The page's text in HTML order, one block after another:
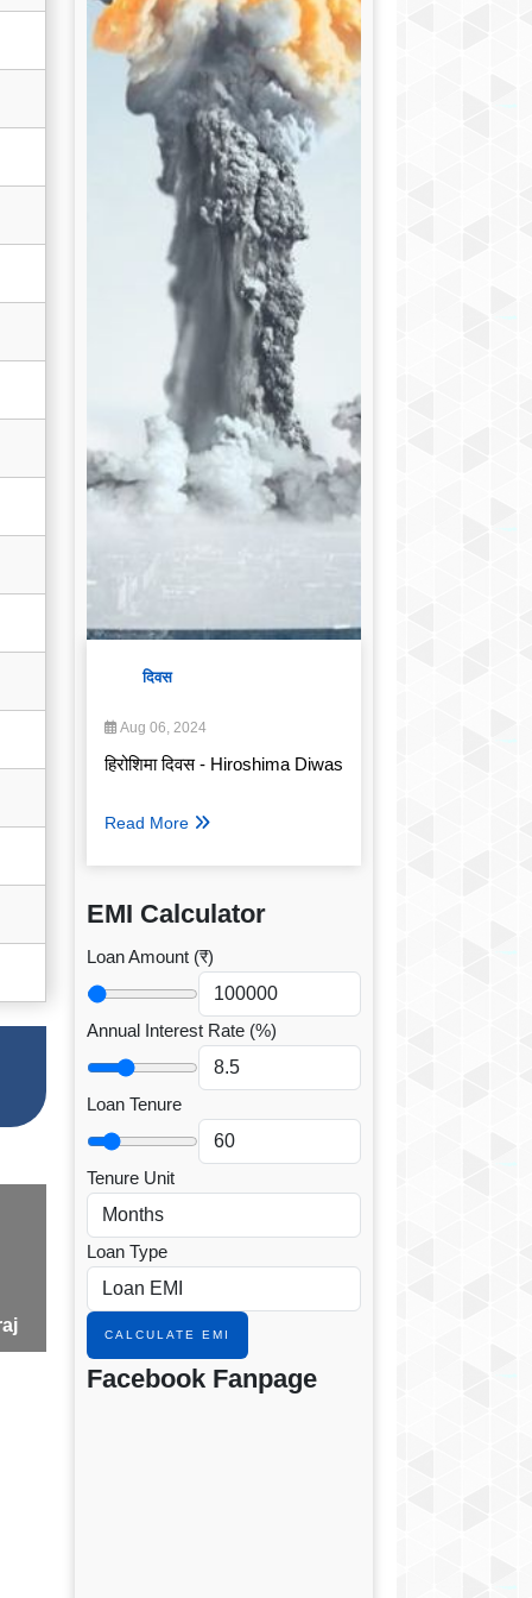
दिवस
Aug 06, 2024
हिरोशिमा दिवस - Hiroshima Diwas
Read More
EMI Calculator
Loan Amount (₹)
Annual Interest Rate (%)
Loan Tenure
Tenure Unit
Loan Type
CALCULATE EMI
Facebook Fanpage